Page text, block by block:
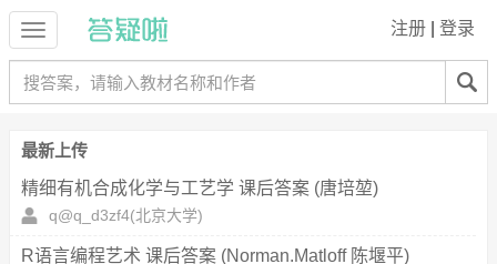
注册 登录
最新上传
精细有机合成化学与工艺学 课后答案 (唐培堃)
q@q_d3zf4(北京大学)
R语言编程艺术 课后答案 (Norman.Matloff 陈堰平)